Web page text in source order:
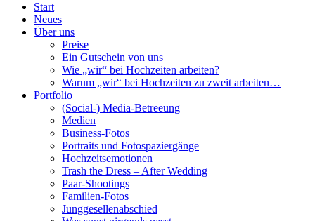
Start
Neues
Über uns
Preise
Ein Gutschein von uns
Wie „wir“ bei Hochzeiten arbeiten?
Warum „wir“ bei Hochzeiten zu zweit arbeiten…
Portfolio
(Social-) Media-Betreeung
Medien
Business-Fotos
Portraits und Fotospaziergänge
Hochzeitsemotionen
Trash the Dress – After Wedding
Paar-Shootings
Familien-Fotos
Junggesellenabschied